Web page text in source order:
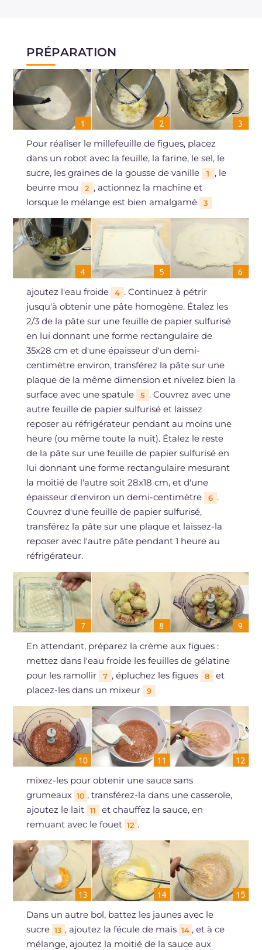
PRÉPARATION
Pour réaliser le millefeuille de figues, placez
dans un robot avec la feuille, la farine, le sel, le
sucre, les graines de la gousse de vanille
1
, le
beurre mou
2 , actionnez la machine et
lorsque le mélange est bien amalgamé
3
ajoutez l'eau froide 4 . Continuez à pétrir
jusqu'à obtenir une pâte homogène. Étalez les
2/3 de la pâte sur une feuille de papier sulfurisé
en lui donnant une forme rectangulaire de
35x28 cm et d'une épaisseur d'un demi-
centimètre environ, transférez la pâte sur une
plaque de la même dimension et nivelez bien la
surface avec une spatule
5 . Couvrez avec une
autre feuille de papier sulfurisé et laissez
reposer au réfrigérateur pendant au moins une
heure (ou même toute la nuit). Étalez le reste
de la pâte sur une feuille de papier sulfurisé en
lui donnant une forme rectangulaire mesurant
la moitié de l'autre soit 28x18 cm, et d'une
épaisseur d'environ un demi-centimètre
6 .
Couvrez d'une feuille de papier sulfurisé,
transférez la pâte sur une plaque et laissez-la
reposer avec l'autre pâte pendant 1 heure au
réfrigérateur.
En attendant, préparez la crème aux figues :
mettez dans l'eau froide les feuilles de gélatine
pour les ramollir
7 , épluchez les figues 8
et
placez-les dans un mixeur
9
mixez-les pour obtenir une sauce sans
grumeaux 10 , transférez-la dans une casserole,
ajoutez le lait
11
et chauffez la sauce, en
remuant avec le fouet 12 .
Dans un autre bol, battez les jaunes avec le
sucre 13 , ajoutez la fécule de maïs 14 , et à ce
mélange, ajoutez la moitié de la sauce aux